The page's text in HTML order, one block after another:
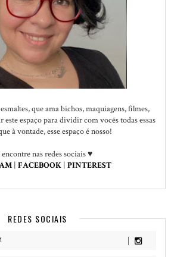
que ama bichos, maquiagens, filmes,
espaço para dividir com vocês todas essas
à vontade, esse espaço é nosso!
nas redes sociais ♥
|FACEBOOK | PINTEREST
REDES SOCIAIS